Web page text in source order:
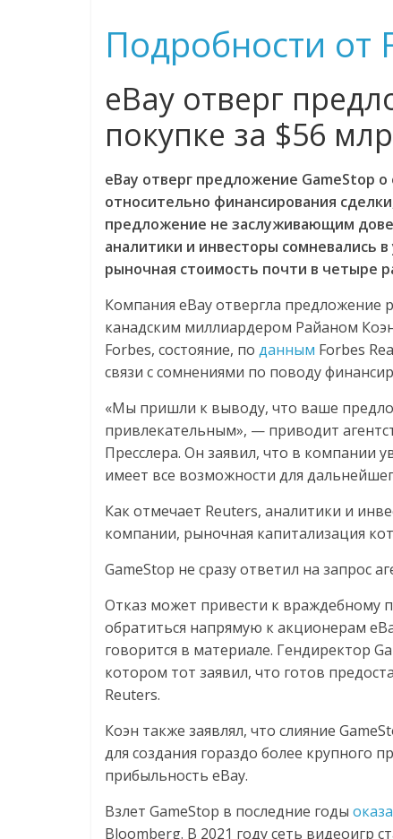
Подробности от
eBay отверг
покупке за $56
eBay отверг предложение GameStop
относительно финансирования
предложение не заслуживающим
аналитики и инвесторы сомневались
рыночная стоимость почти в четыре
Компания eBay отвергла предложение
канадским миллиардером Райаном
Forbes, состояние, по данным Forbes
связи с сомнениями по поводу
«Мы пришли к выводу, что ваше
привлекательным», — приводит
Пресслера. Он заявил, что в компании
имеет все возможности для
Как отмечает Reuters, аналитики и
компании, рыночная капитализация
GameStop не сразу ответил на запрос
Отказ может привести к враждебному
обратиться напрямую к акционерам
говорится в материале. Гендиректор
котором тот заявил, что готов
Reuters.
Коэн также заявлял, что слияние
для создания гораздо более крупного
прибыльность eBay.
Взлет GameStop в последние годы
Bloomberg. В 2021 году сеть видеоигр